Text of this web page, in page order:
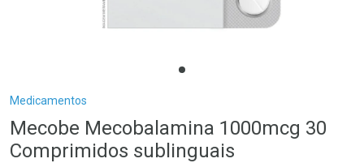
Breadcrumb
Medicamentos
Mecobe Mecobalamina 1000mcg 30
Comprimidos sublinguais